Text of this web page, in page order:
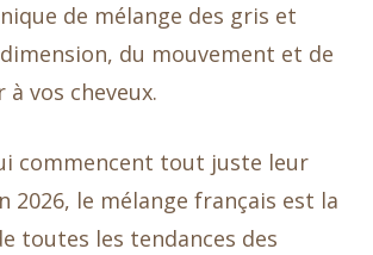
de mélange des gris et
du mouvement et de
vos cheveux.
commencent tout juste leur
2026, le mélange français est la
toutes les tendances des